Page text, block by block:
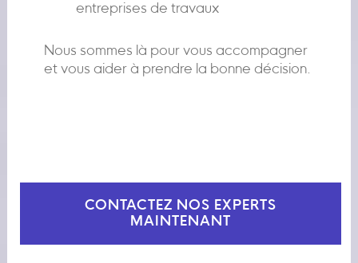
entreprises de travaux
Nous sommes là pour vous accompagner
et vous aider à prendre la bonne décision.
CONTACTEZ NOS EXPERTS
MAINTENANT